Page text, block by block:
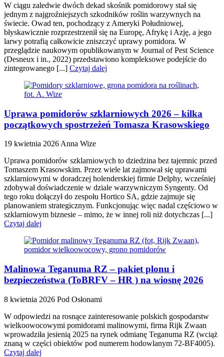
W ciągu zaledwie dwóch dekad skośnik pomidorowy stał się
jednym z najgroźniejszych szkodników roślin warzywnych na
świecie. Owad ten, pochodzący z Ameryki Południowej,
błyskawicznie rozprzestrzenił się na Europę, Afrykę i Azję, a jego
larwy potrafią całkowicie zniszczyć uprawy pomidora. W
przeglądzie naukowym opublikowanym w Journal of Pest Science
(Desneux i in., 2022) przedstawiono kompleksowe podejście do
zintegrowanego [...] Czytaj dalej
Uprawa pomidorów szklarniowych 2026 – kilka
początkowych spostrzeżeń Tomasza Krasowskiego
19 kwietnia 2026 Anna Wize
Uprawa pomidorów szklarniowych to dziedzina bez tajemnic przed
Tomaszem Krasowskim. Przez wiele lat zajmował się uprawami
szklarniowymi w doradczej holenderskiej firmie Delphy, wcześniej
zdobywał doświadczenie w dziale warzywniczym Syngenty. Od
tego roku dołączył do zespołu Hortico SA, gdzie zajmuje się
planowaniem strategicznym. Funkcjonując więc nadal częściowo w
szklarniowym biznesie – mimo, że w innej roli niż dotychczas [...]
Czytaj dalej
Malinowa Teganuma RZ – pakiet plonu i
bezpieczeństwa (ToBRFV – HR ) na wiosnę 2026
8 kwietnia 2026 Pod Osłonami
W odpowiedzi na rosnące zainteresowanie polskich gospodarstw
wielkoowocowymi pomidorami malinowymi, firma Rijk Zwaan
wprowadziła jesienią 2025 na rynek odmianę Teganuma RZ (wciąż
znaną w części obiektów pod numerem hodowlanym 72-BF4005).
Czytaj dalej